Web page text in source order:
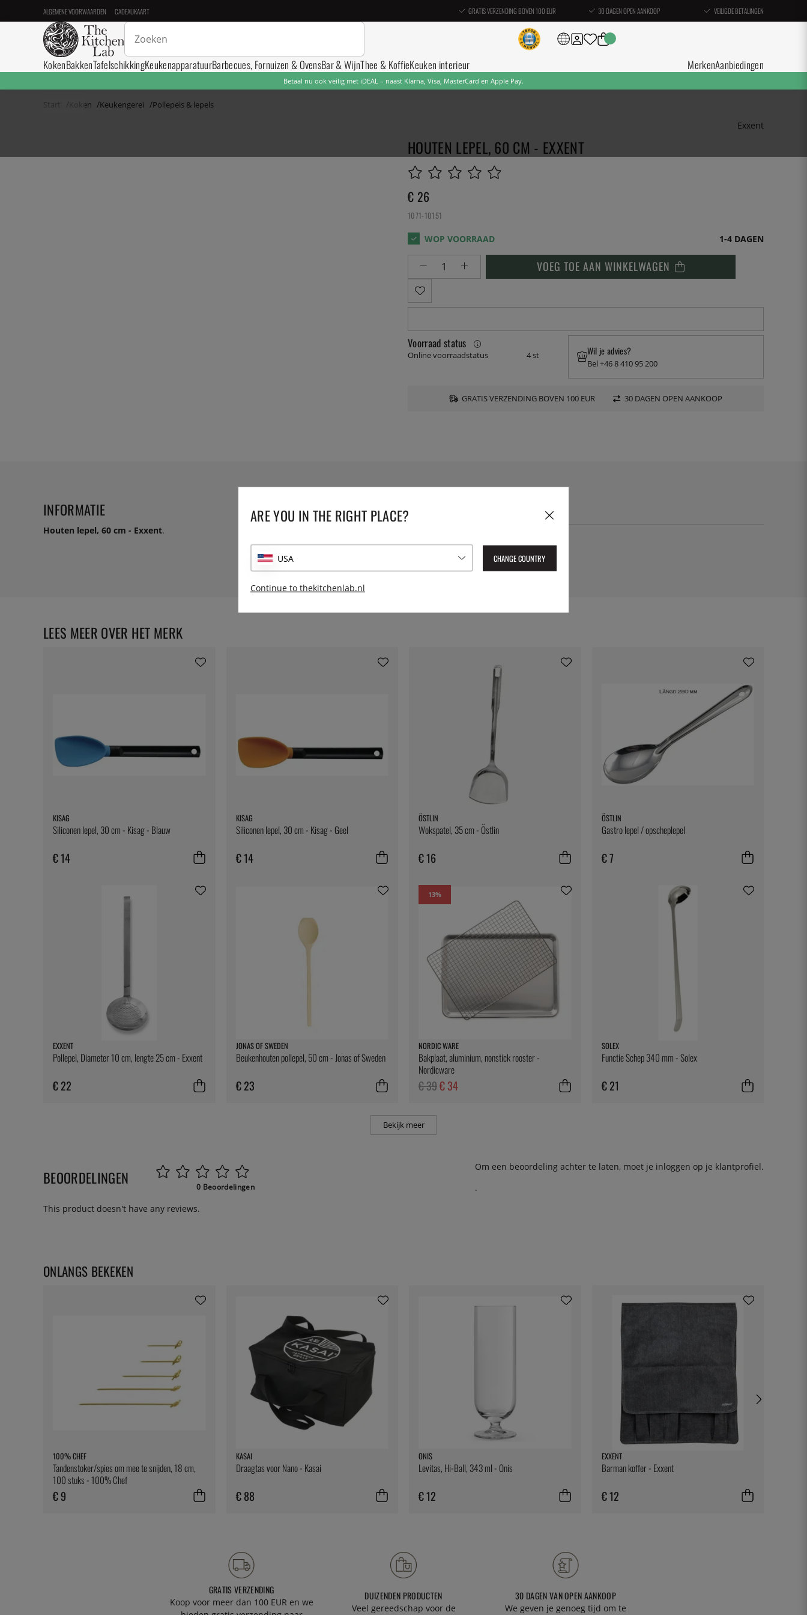
ALGEMENE VOORWAARDEN CADEAUKAART GRATIS VERZENDING BOVEN 100 EUR 30 DAGEN OPEN AANKOOP VEILIGDE BETALINGEN
KokenBakkenTafelschikkingKeukenapparatuurBarbecues, Fornuizen & OvensBar & WijnThee & KoffieKeuken interieur MerkenAanbiedingen
Betaal nu ook veilig met iDEAL – naast Klarna, Visa, MasterCard en Apple Pay.
Start Koken Keukengerei Pollepels & lepels
Exxent
HOUTEN LEPEL, 60 CM - EXXENT
€ 26
1071-10151
1-4 DAGEN
VOEG TOE AAN WINKELWAGEN
Voorraad status
Online voorraadstatus 4 st Wil je advies?
Bel +46 8 410 95 200
GRATIS VERZENDING BOVEN 100 EUR 30 DAGEN OPEN AANKOOP
INFORMATIE
Houten lepel, 60 cm - Exxent.
7393107653129
KISAG
Siliconen lepel, 30 cm - Kisag - Blauw
€ 14
KISAG
Siliconen lepel, 30 cm - Kisag - Geel
€ 14
ÖSTLIN
Wokspatel, 35 cm - Östlin
€ 16
ÖSTLIN
Gastro lepel / opscheplepel
€ 7
EXXENT
Pollepel, Diameter 10 cm, lengte 25 cm - Exxent
€ 22
JONAS OF SWEDEN
Beukenhouten pollepel, 50 cm - Jonas of Sweden
€ 23
13%
NORDIC WARE
Bakplaat, aluminium, nonstick rooster -
Nordicware
€ 39€ 34
SOLEX
Functie Schep 340 mm - Solex
€ 21
Bekijk meer
LEES MEER OVER HET MERK
BEOORDELINGEN 0 Beoordelingen
Om een beoordeling achter te laten, moet je inloggen op je klantprofiel.
.
This product doesn't have any reviews.
ONLANGS BEKEKEN
100% CHEF
Tandenstoker/spies om mee te snijden, 18 cm,
100 stuks - 100% Chef
€ 9
KASAI
Draagtas voor Nano - Kasai
€ 88
ONIS
Levitas, Hi-Ball, 343 ml - Onis
€ 12
EXXENT
Barman koffer - Exxent
€ 12
GRATIS VERZENDING
Koop voor meer dan 100 EUR en we
DUIZENDEN PRODUCTEN
Veel gereedschap voor de
30 DAGEN VAN OPEN AANKOOP
We geven je genoeg tijd om te
ARE YOU IN THE RIGHT PLACE?
USA CHANGE COUNTRY
Continue to thekitchenlab.nl